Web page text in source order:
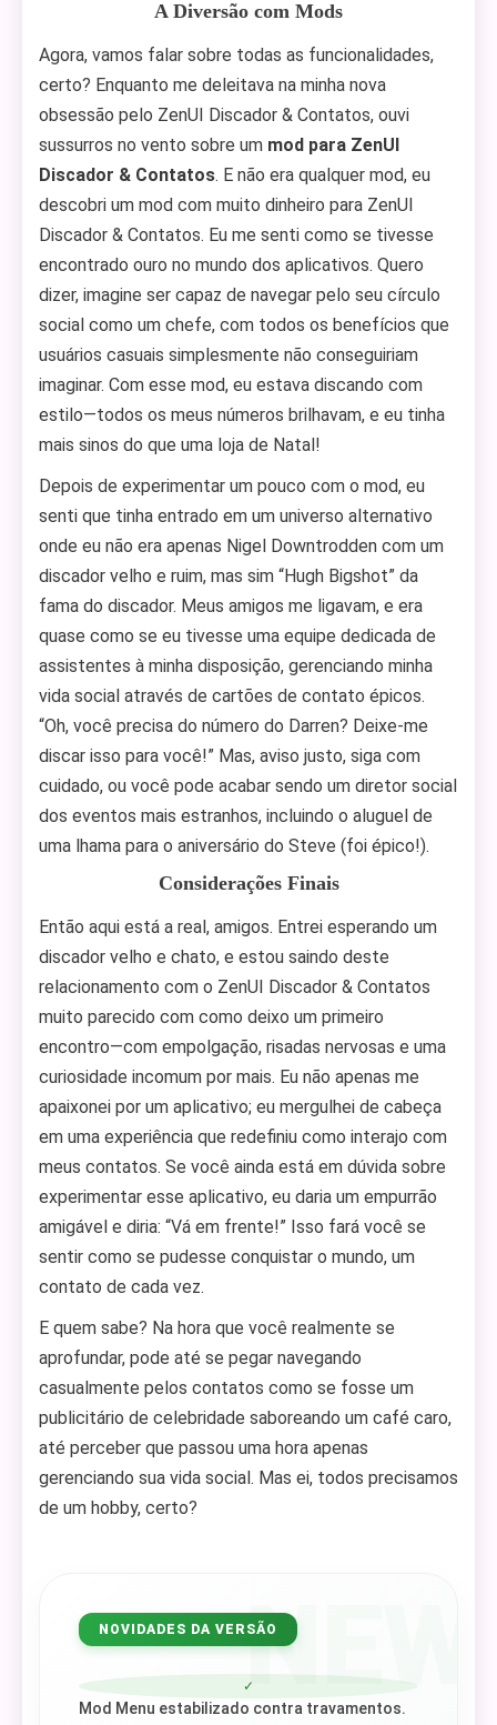
A Diversão com Mods
Agora, vamos falar sobre todas as funcionalidades,
certo? Enquanto me deleitava na minha nova
obsessão pelo ZenUI Discador & Contatos, ouvi
sussurros no vento sobre um mod para ZenUI
Discador & Contatos. E não era qualquer mod, eu
descobri um mod com muito dinheiro para ZenUI
Discador & Contatos. Eu me senti como se tivesse
encontrado ouro no mundo dos aplicativos. Quero
dizer, imagine ser capaz de navegar pelo seu círculo
social como um chefe, com todos os benefícios que
usuários casuais simplesmente não conseguiriam
imaginar. Com esse mod, eu estava discando com
estilo—todos os meus números brilhavam, e eu tinha
mais sinos do que uma loja de Natal!
Depois de experimentar um pouco com o mod, eu
senti que tinha entrado em um universo alternativo
onde eu não era apenas Nigel Downtrodden com um
discador velho e ruim, mas sim “Hugh Bigshot” da
fama do discador. Meus amigos me ligavam, e era
quase como se eu tivesse uma equipe dedicada de
assistentes à minha disposição, gerenciando minha
vida social através de cartões de contato épicos.
“Oh, você precisa do número do Darren? Deixe-me
discar isso para você!” Mas, aviso justo, siga com
cuidado, ou você pode acabar sendo um diretor social
dos eventos mais estranhos, incluindo o aluguel de
uma lhama para o aniversário do Steve (foi épico!).
Considerações Finais
Então aqui está a real, amigos. Entrei esperando um
discador velho e chato, e estou saindo deste
relacionamento com o ZenUI Discador & Contatos
muito parecido com como deixo um primeiro
encontro—com empolgação, risadas nervosas e uma
curiosidade incomum por mais. Eu não apenas me
apaixonei por um aplicativo; eu mergulhei de cabeça
em uma experiência que redefiniu como interajo com
meus contatos. Se você ainda está em dúvida sobre
experimentar esse aplicativo, eu daria um empurrão
amigável e diria: “Vá em frente!” Isso fará você se
sentir como se pudesse conquistar o mundo, um
contato de cada vez.
E quem sabe? Na hora que você realmente se
aprofundar, pode até se pegar navegando
casualmente pelos contatos como se fosse um
publicitário de celebridade saboreando um café caro,
até perceber que passou uma hora apenas
gerenciando sua vida social. Mas ei, todos precisamos
de um hobby, certo?
NEW
NOVIDADES DA VERSÃO
✓
Mod Menu estabilizado contra travamentos.